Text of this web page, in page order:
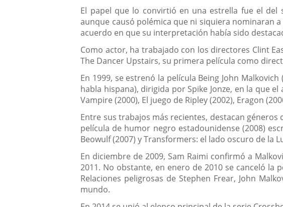
El papel que lo convirtió en una estrella fue el del
aunque causó polémica que ni siquiera nominaran
acuerdo en que su interpretación había sido
Como actor, ha trabajado con los directores Clint
The Dancer Upstairs, su primera película como
En 1999, se estrenó la película Being John
habla hispana), dirigida por Spike Jonze, en la que
Vampire (2000), El juego de Ripley (2002), Eragon
Entre sus trabajos más recientes, destacan
película de humor negro estadounidense (2008)
Beowulf (2007) y Transformers: el lado oscuro de la
En diciembre de 2009, Sam Raimi confirmó a
2011. No obstante, en enero de 2010 se canceló la
Relaciones peligrosas de Stephen Frear, John
mundo.